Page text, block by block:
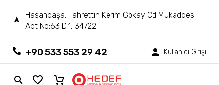
Hasanpaşa, Fahrettin Kerim Gökay Cd Mukaddes
Apt No:63 D:1, 34722
+90 533 553 29 42 Kullanıcı Girişi